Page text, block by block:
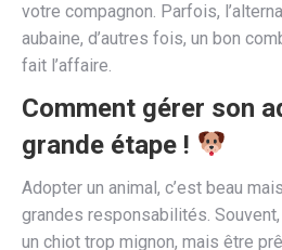
votre compagnon. Parfois,
aubaine, d’autres fois, un bon
fait l’affaire.
Comment gérer son
grande étape !
Adopter un animal, c’est beau
grandes responsabilités.
un chiot trop mignon, mais être